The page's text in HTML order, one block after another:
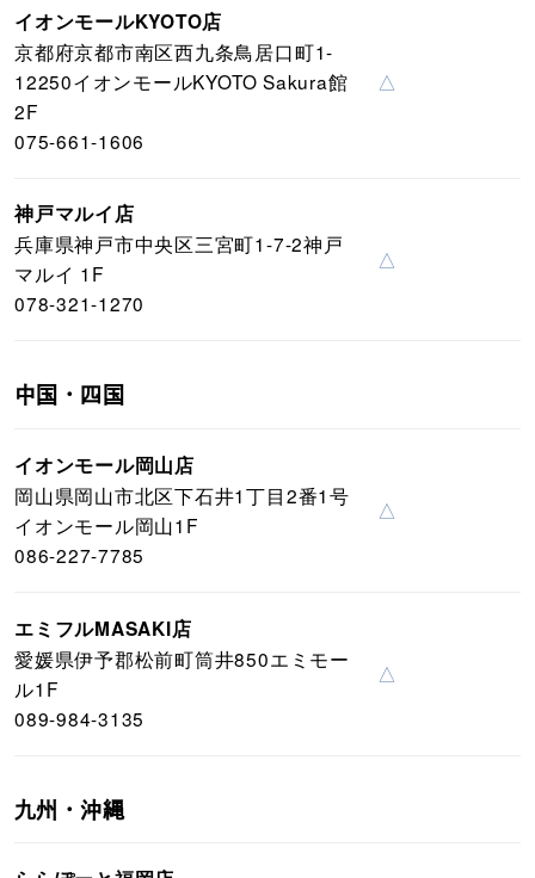
イオンモールKYOTO店
京都府京都市南区西九条鳥居口町1-
12250イオンモールKYOTO Sakura館
2F
075-661-1606
△
神戸マルイ店
兵庫県神戸市中央区三宮町1-7-2神戸
マルイ 1F
078-321-1270
△
中国・四国
イオンモール岡山店
岡山県岡山市北区下石井1丁目2番1号
イオンモール岡山1F
086-227-7785
△
エミフルMASAKI店
愛媛県伊予郡松前町筒井850エミモー
ル1F
089-984-3135
△
九州・沖縄